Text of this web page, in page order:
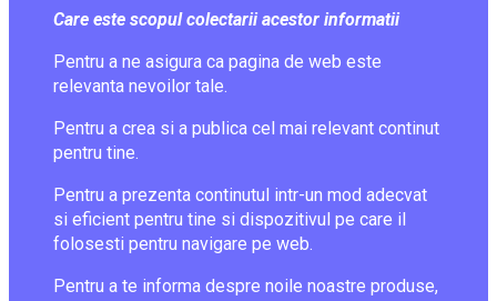
Care este scopul colectarii acestor informatii
Pentru a ne asigura ca pagina de web este
relevanta nevoilor tale.
Pentru a crea si a publica cel mai relevant continut
pentru tine.
Pentru a prezenta continutul intr-un mod adecvat
si eficient pentru tine si dispozitivul pe care il
folosesti pentru navigare pe web.
Pentru a te informa despre noile noastre produse,